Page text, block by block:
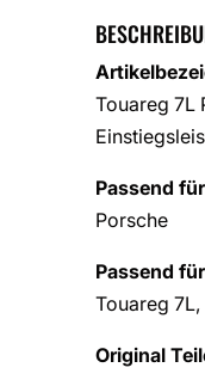
Touareg 7L
Passend
Porsche
Passend
Touareg
Original